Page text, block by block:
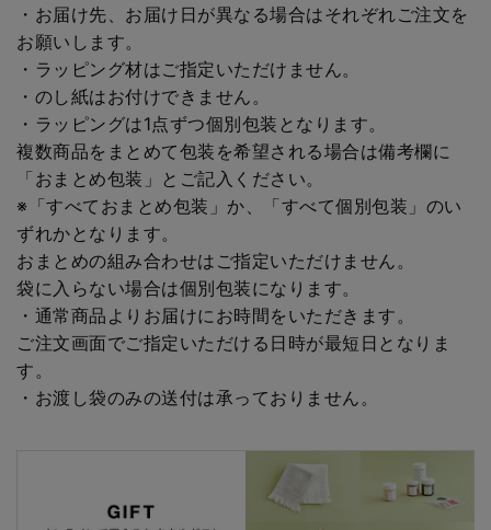
・お届け先、お届け日が異なる場合はそれぞれご注文を
お願いします。
・ラッピング材はご指定いただけません。
・のし紙はお付けできません。
・ラッピングは1点ずつ個別包装となります。
複数商品をまとめて包装を希望される場合は備考欄に
「おまとめ包装」とご記入ください。
※「すべておまとめ包装」か、「すべて個別包装」のい
ずれかとなります。
おまとめの組み合わせはご指定いただけません。
袋に入らない場合は個別包装になります。
・通常商品よりお届けにお時間をいただきます。
ご注文画面でご指定いただける日時が最短日となりま
す。
・お渡し袋のみの送付は承っておりません。